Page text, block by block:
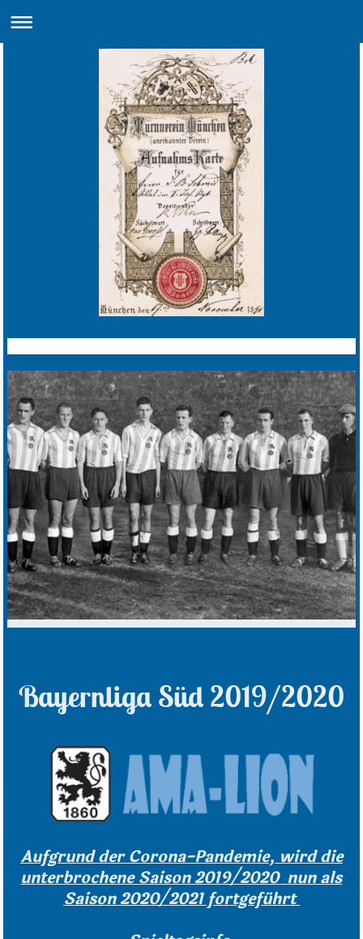
Bayernliga Süd 2019/2020
Aufgrund der Corona-Pandemie, wird die
unterbrochene Saison 2019/2020 nun als
Saison 2020/2021 fortgeführt